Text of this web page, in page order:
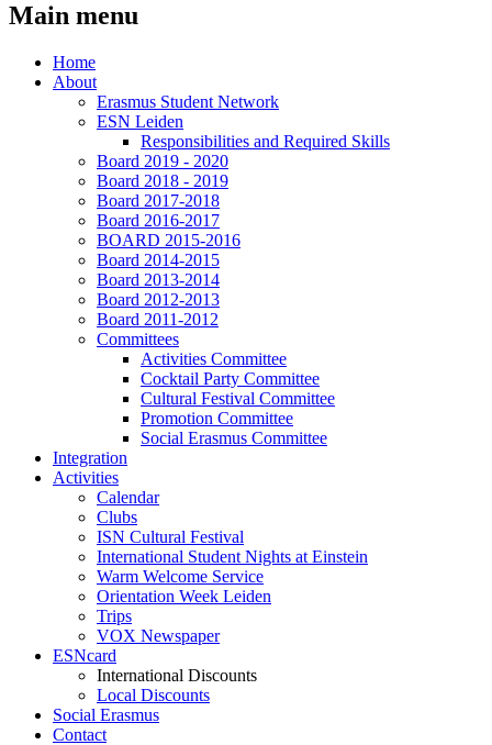
Main menu
Home
About
Erasmus Student Network
ESN Leiden
Responsibilities and Required Skills
Board 2019 - 2020
Board 2018 - 2019
Board 2017-2018
Board 2016-2017
BOARD 2015-2016
Board 2014-2015
Board 2013-2014
Board 2012-2013
Board 2011-2012
Committees
Activities Committee
Cocktail Party Committee
Cultural Festival Committee
Promotion Committee
Social Erasmus Committee
Integration
Activities
Calendar
Clubs
ISN Cultural Festival
International Student Nights at Einstein
Warm Welcome Service
Orientation Week Leiden
Trips
VOX Newspaper
ESNcard
International Discounts
Local Discounts
Social Erasmus
Contact